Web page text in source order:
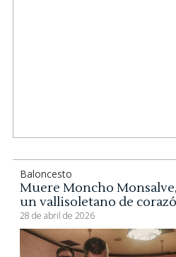
Baloncesto
Muere Moncho
un vallisoletano de
28 de abril de 2026